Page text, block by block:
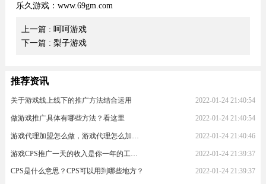
乐久游戏：www.69gm.com
上一篇 : 呵呵游戏
下一篇 : 梨子游戏
推荐资讯
关于游戏线上线下的推广方法结合运用 2022-01-24 21:40:54
做游戏推广具体有哪些方法？看这里 2022-01-24 21:40:54
2022-01-24 21:40:46
2022-01-24 21:39:37
CPS是什么意思？CPS可以用到哪些地方？ 2022-01-24 21:39:37